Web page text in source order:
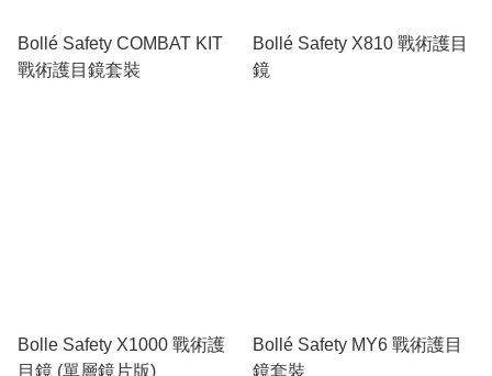
Bollé Safety COMBAT KIT
戰術護目鏡套裝
Bollé Safety X810 戰術護目
鏡
Bolle Safety X1000 戰術護
目鏡 (單層鏡片版)
Bollé Safety MY6 戰術護目
鏡套裝